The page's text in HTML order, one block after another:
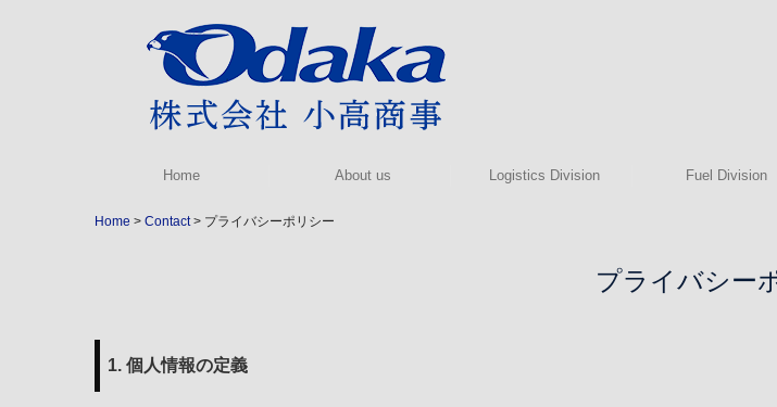
Home About us Logistics Division Fuel Division
Home Contact プライバシーポリシー
プライバシー
1. 個人情報の定義